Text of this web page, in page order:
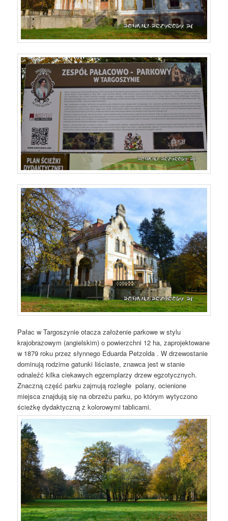
Pałac w Targoszynie otacza założenie parkowe w stylu
krajobrazowym (angielskim) o powierzchni 12 ha, zaprojektowane
w 1879 roku przez słynnego Eduarda Petzolda . W drzewostanie
dominują rodzime gatunki liściaste, znawca jest w stanie
odnaleźć kilka ciekawych egzemplarzy drzew egzotycznych.
Znaczną część parku zajmują rozległe polany, ocienione
miejsca znajdują się na obrzeżu parku, po którym wytyczono
ścieżkę dydaktyczną z kolorowymi tablicami.